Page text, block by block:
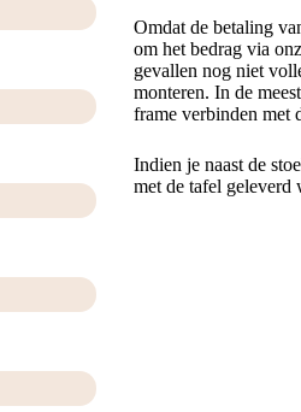
Omdat de betaling
om het bedrag via
gevallen nog niet
monteren. In de
frame verbinden met
Indien je naast de
met de tafel geleverd